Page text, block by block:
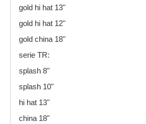
gold hi hat 13"
gold hi hat 12"
gold china 18"
serie TR:
splash 8"
splash 10"
hi hat 13"
china 18"